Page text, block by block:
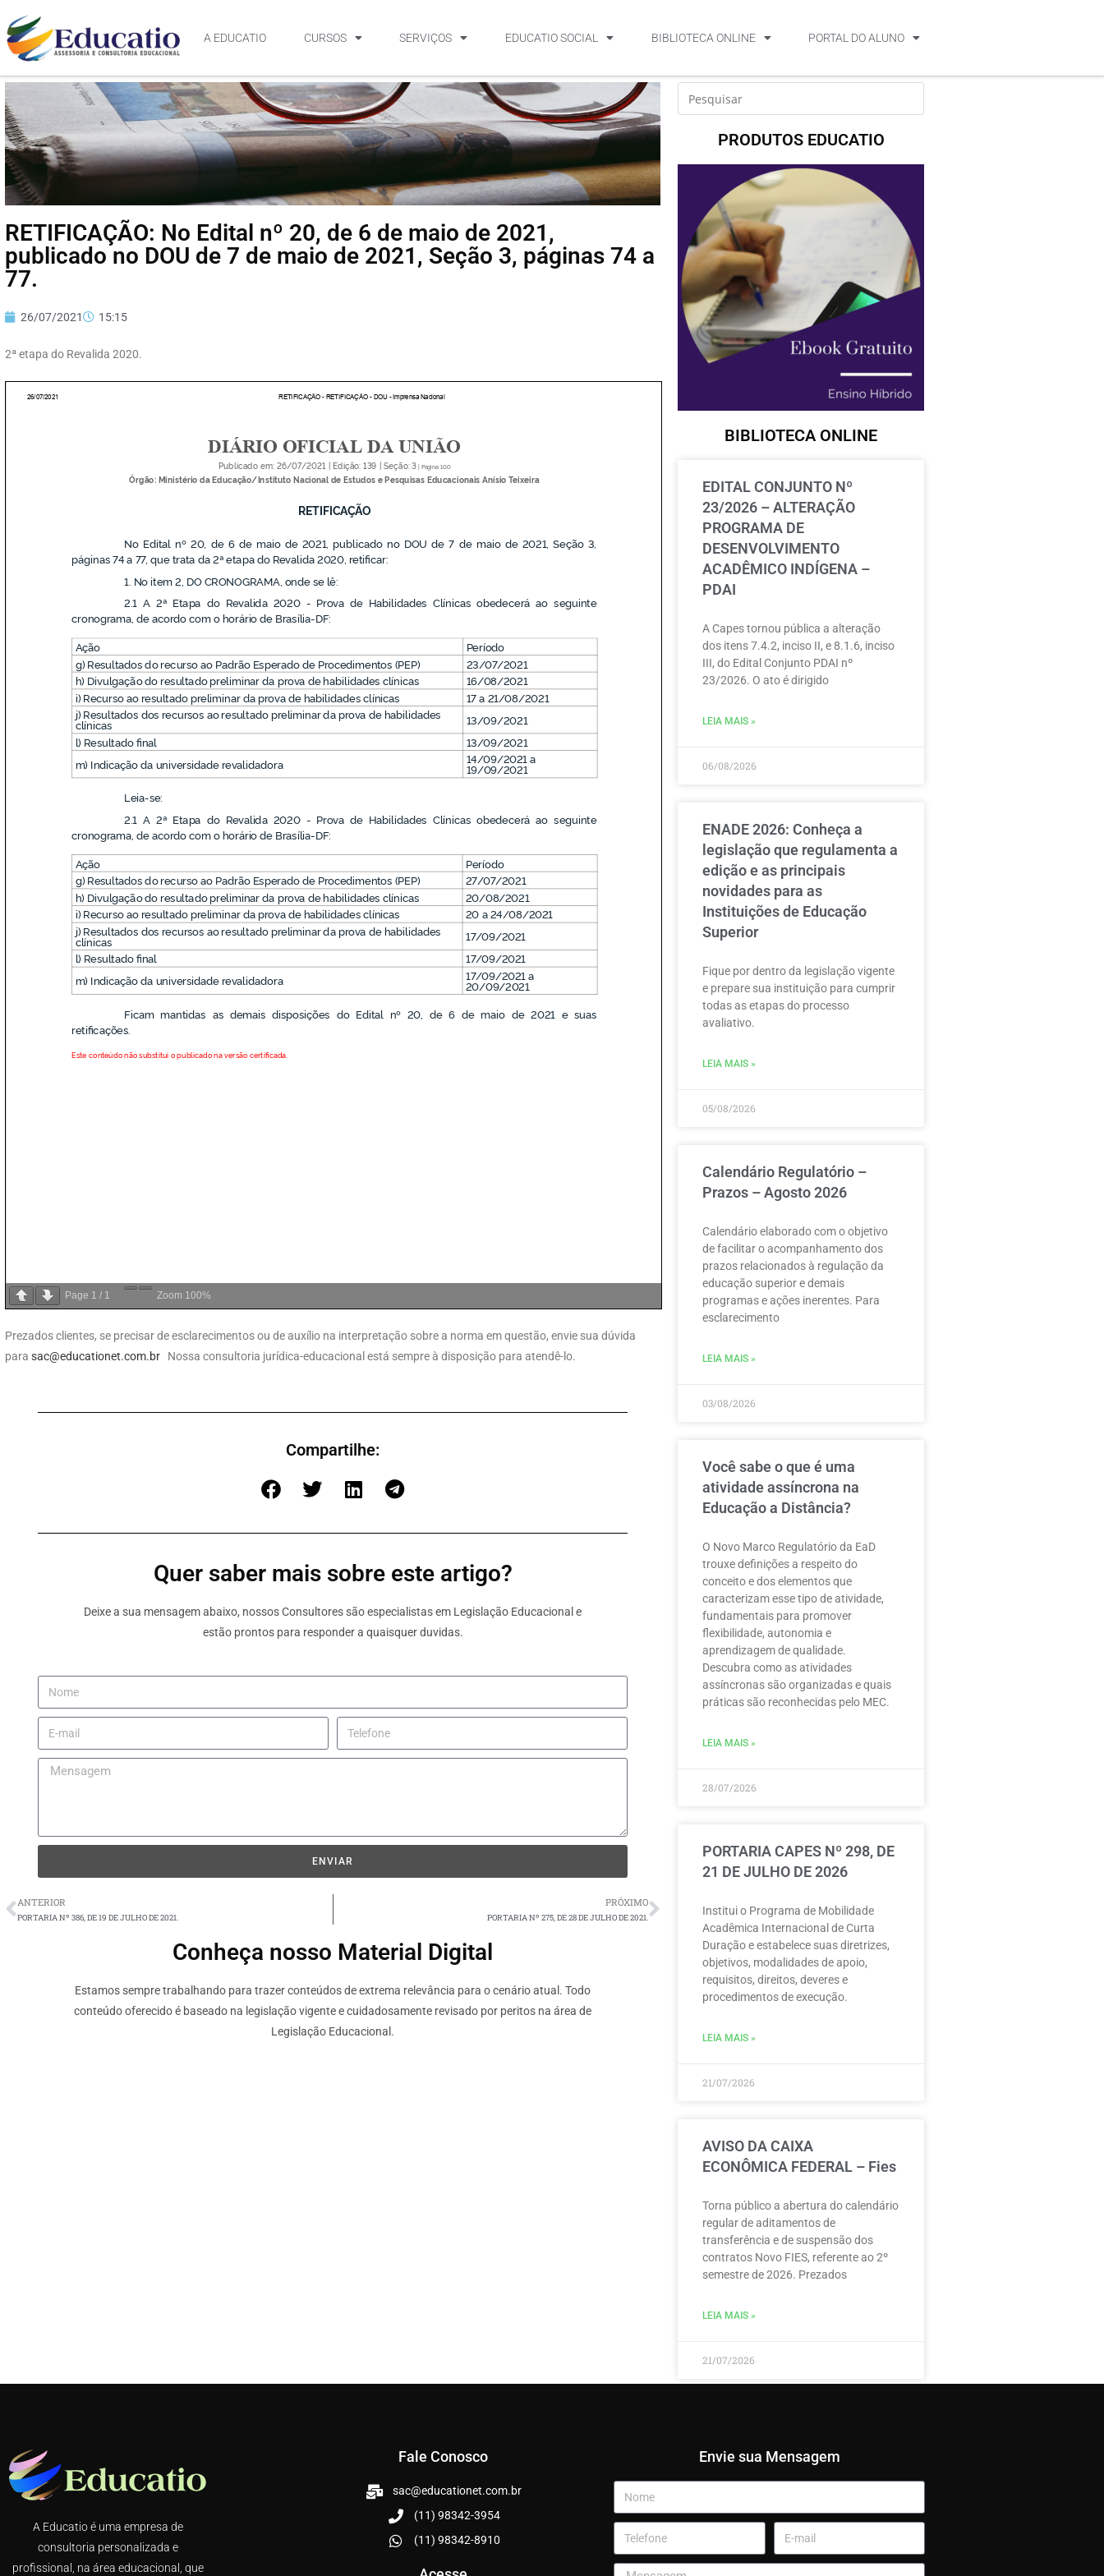
A EDUCATIO CURSOS SERVIÇOS EDUCATIO SOCIAL BIBLIOTECA ONLINE PORTAL DO ALUNO
RETIFICAÇÃO: No Edital nº 20, de 6 de maio de 2021,
publicado no DOU de 7 de maio de 2021, Seção 3, páginas 74 a
77.
26/07/2021 15:15
2ª etapa do Revalida 2020.
Page 1 / 1 Zoom 100%
Prezados clientes, se precisar de esclarecimentos ou de auxílio na interpretação sobre a norma em questão, envie sua dúvida
para sac@educationet.com.br Nossa consultoria jurídica-educacional está sempre à disposição para atendê-lo.
Compartilhe:
Quer saber mais sobre este artigo?
Deixe a sua mensagem abaixo, nossos Consultores são especialistas em Legislação Educacional e
estão prontos para responder a quaisquer duvidas.
ENVIAR
ANTERIOR
PORTARIA Nº 386, DE 19 DE JULHO DE 2021.
PRÓXIMO
PORTARIA Nº 275, DE 28 DE JULHO DE 2021.
Conheça nosso Material Digital
Estamos sempre trabalhando para trazer conteúdos de extrema relevância para o cenário atual. Todo
conteúdo oferecido é baseado na legislação vigente e cuidadosamente revisado por peritos na área de
Legislação Educacional.
PRODUTOS EDUCATIO
BIBLIOTECA ONLINE
EDITAL CONJUNTO Nº
23/2026 – ALTERAÇÃO
PROGRAMA DE
DESENVOLVIMENTO
ACADÊMICO INDÍGENA –
PDAI
A Capes tornou pública a alteração
dos itens 7.4.2, inciso II, e 8.1.6, inciso
III, do Edital Conjunto PDAI nº
23/2026. O ato é dirigido
LEIA MAIS »
06/08/2026
ENADE 2026: Conheça a
legislação que regulamenta a
edição e as principais
novidades para as
Instituições de Educação
Superior
Fique por dentro da legislação vigente
e prepare sua instituição para cumprir
todas as etapas do processo
avaliativo.
LEIA MAIS »
05/08/2026
Calendário Regulatório –
Prazos – Agosto 2026
Calendário elaborado com o objetivo
de facilitar o acompanhamento dos
prazos relacionados à regulação da
educação superior e demais
programas e ações inerentes. Para
esclarecimento
LEIA MAIS »
03/08/2026
Você sabe o que é uma
atividade assíncrona na
Educação a Distância?
O Novo Marco Regulatório da EaD
trouxe definições a respeito do
conceito e dos elementos que
caracterizam esse tipo de atividade,
fundamentais para promover
flexibilidade, autonomia e
aprendizagem de qualidade.
Descubra como as atividades
assíncronas são organizadas e quais
práticas são reconhecidas pelo MEC.
LEIA MAIS »
28/07/2026
PORTARIA CAPES Nº 298, DE
21 DE JULHO DE 2026
Institui o Programa de Mobilidade
Acadêmica Internacional de Curta
Duração e estabelece suas diretrizes,
objetivos, modalidades de apoio,
requisitos, direitos, deveres e
procedimentos de execução.
LEIA MAIS »
21/07/2026
AVISO DA CAIXA
ECONÔMICA FEDERAL – Fies
Torna público a abertura do calendário
regular de aditamentos de
transferência e de suspensão dos
contratos Novo FIES, referente ao 2º
semestre de 2026. Prezados
LEIA MAIS »
21/07/2026
A Educatio é uma empresa de
consultoria personalizada e
profissional, na área educacional, que
Fale Conosco
sac@educationet.com.br
(11) 98342-3954
(11) 98342-8910
Envie sua Mensagem